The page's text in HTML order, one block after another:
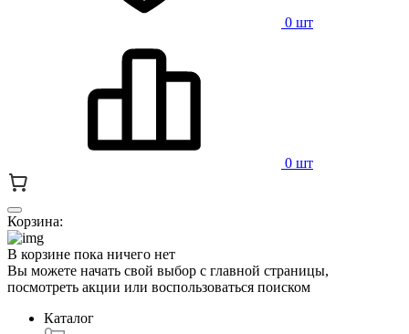
0 шт
0 шт
Корзина:
В корзине пока ничего нет
Вы можете начать свой выбор с главной страницы,
посмотреть акции или воспользоваться поиском
Каталог